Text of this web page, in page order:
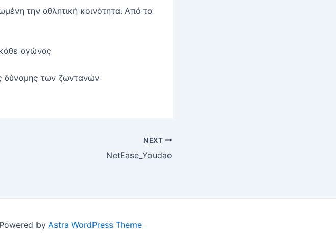
την αθλητική κοινότητα. Από τα
αγώνας
δύναμης των ζωντανών
NEXT
NetEase_Youdao
by Astra WordPress Theme